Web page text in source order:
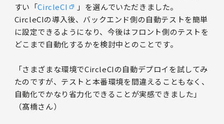
すい「CircleCI
」を選んでいただきました。
CircleCIの導入後、バックエンド側の自動テストを簡単
に設定できるようになり、今後はフロント側のテストを
どこまで自動化するかを検討中とのことです。
「さまざまな環境でCircleCIの自動デプロイを試してみ
たのですが、テストと本番環境を間違えることもなく、
自動化でかなり省力化できることが実感できました」
（髙橋さん）